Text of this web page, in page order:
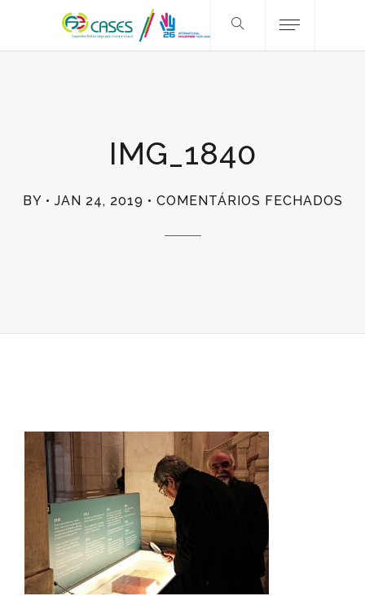
IMG_1840
BY JAN 24, 2019 COMENTÁRIOS FECHADOS